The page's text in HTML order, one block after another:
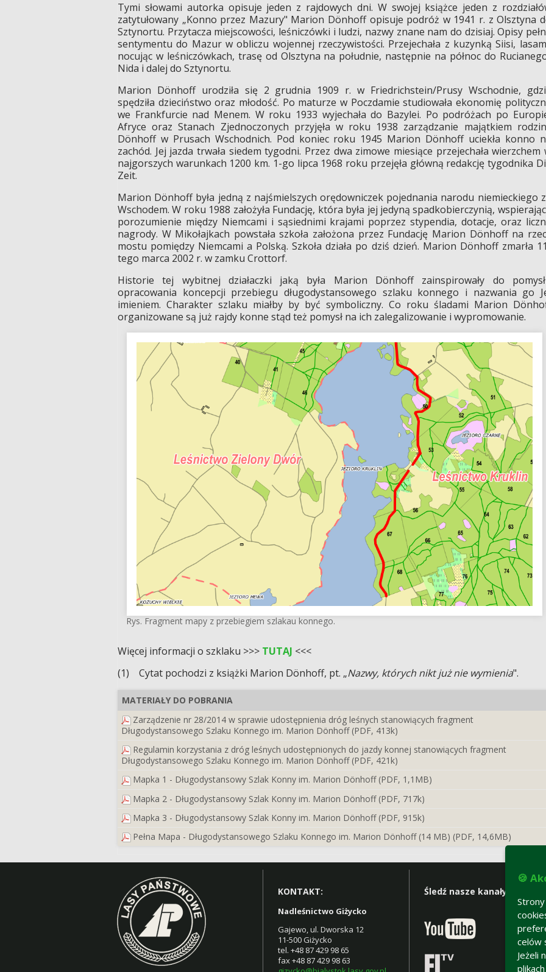
Tymi słowami autorka opisuje jeden z rajdowych dni. W swojej książce jeden z
zatytułowany „Konno przez Mazury" Marion Dönhoff opisuje podróż w 1941 r. z Olsztyna
Sztynortu. Przytacza miejscowości, leśniczówki i ludzi, nazwy znane nam do dzisiaj. Opisy
sentymentu do Mazur w obliczu wojennej rzeczywistości. Przejechała z kuzynką Siisi,
nocując w leśniczówkach, trasę od Olsztyna na południe, następnie na północ do
Nida i dalej do Sztynortu.
Marion Dönhoff urodziła się 2 grudnia 1909 r. w Friedrichstein/Prusy Wschodnie,
spędziła dzieciństwo oraz młodość. Po maturze w Poczdamie studiowała ekonomię
we Frankfurcie nad Menem. W roku 1933 wyjechała do Bazylei. Po podróżach po
Afryce oraz Stanach Zjednoczonych przyjęła w roku 1938 zarządzanie majątkiem
Dönhoff w Prusach Wschodnich. Pod koniec roku 1945 Marion Dönhoff uciekła konno
zachód. Jej jazda trwała siedem tygodni. Przez dwa zimowe miesiące przejechała wierzchem
najgorszych warunkach 1200 km. 1-go lipca 1968 roku przejęła główną redakcję tygodnika
Zeit.
Marion Dönhoff była jedną z najśmielszych orędowniczek pojednania narodu niemieckiego
Wschodem. W roku 1988 założyła Fundację, która była jej jedyną spadkobierczynią,
porozumienie między Niemcami i sąsiednimi krajami poprzez stypendia, dotacje, oraz
nagrody. W Mikołajkach powstała szkoła założona przez Fundację Marion Dönhoff na
mostu pomiędzy Niemcami a Polską. Szkoła działa po dziś dzień. Marion Dönhoff zmarła
tego marca 2002 r. w zamku Crottorf.
Historie tej wybitnej działaczki jaką była Marion Dönhoff zainspirowały do
opracowania koncepcji przebiegu długodystansowego szlaku konnego i nazwania go
imieniem. Charakter szlaku miałby by być symboliczny. Co roku śladami Marion
organizowane są już rajdy konne stąd też pomysł na ich zalegalizowanie i wypromowanie.
Rys. Fragment mapy z przebiegiem szlakau konnego.
Więcej informacji o szklaku >>> TUTAJ <<<
(1) Cytat pochodzi z książki Marion Dönhoff, pt. „Nazwy, których nikt już nie wymienia".
MATERIAŁY DO POBRANIA
Zarządzenie nr 28/2014 w sprawie udostępnienia dróg leśnych stanowiących fragment
Długodystansowego Szlaku Konnego im. Marion Dönhoff (PDF, 413k)
Regulamin korzystania z dróg leśnych udostępnionych do jazdy konnej stanowiących fragment
Długodystansowego Szlaku Konnego im. Marion Dönhoff (PDF, 421k)
Mapka 1 - Długodystansowy Szlak Konny im. Marion Dönhoff (PDF, 1,1MB)
Mapka 2 - Długodystansowy Szlak Konny im. Marion Dönhoff (PDF, 717k)
Mapka 3 - Długodystansowy Szlak Konny im. Marion Dönhoff (PDF, 915k)
Pełna Mapa - Długodystansowego Szlaku Konnego im. Marion Dönhoff (14 MB) (PDF, 14,6MB)
KONTAKT:
Nadleśnictwo Giżycko
Gajewo, ul. Dworska 12
11-500 Giżycko
tel. +48 87 429 98 65
fax +48 87 429 98 63
Śledź nasze kanały:
🍪
celów
Jeżeli